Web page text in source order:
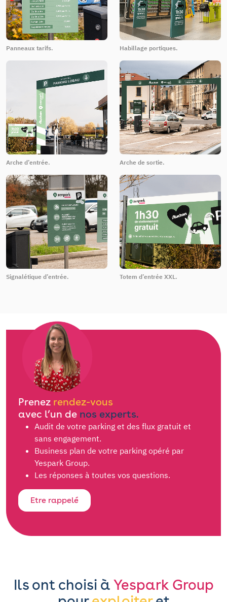
Panneaux tarifs. Habillage portiques.
Arche d’entrée. Arche de sortie.
Signalétique d’entrée. Totem d’entrée XXL.
Prenez rendez-vous
avec l’un de nos experts.
Audit de votre parking et des flux gratuit et
sans engagement.
Business plan de votre parking opéré par
Yespark Group.
Les réponses à toutes vos questions.
Etre rappelé
Ils ont choisi à Yespark Group